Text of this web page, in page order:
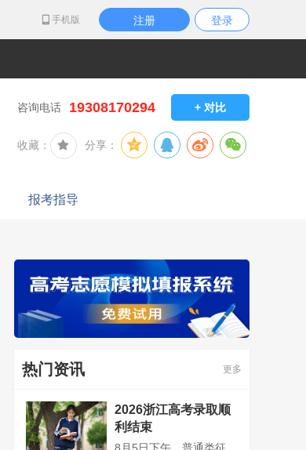
手机版 注册 登录
+ 对比
咨询电话 19308170294
收藏： 分享：
报考指导
热门资讯 更多
2026浙江高考录取顺
利结束